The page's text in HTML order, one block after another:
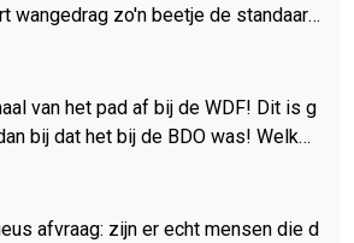
wangedrag zo'n beetje de standaard
lijkt het nog erger te zijn. En dat he
de PDC te danken: die blijven al ja
tegen dit soort wangedrag op t
de situatie waarin wangedrag van
lijkt te zijn en gaat het van kwaad
van het pad af bij de WDF! Dit is g
bij dat het bij de BDO was! Welke i
in oktober, wanneer de World Maste
het een beetje op tijd aan ook, bij
afvraag: zijn er echt mensen die d